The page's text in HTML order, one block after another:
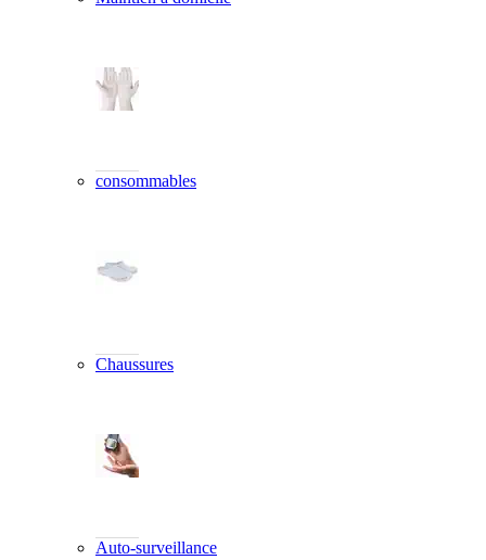
consommables
Chaussures
Auto-surveillance